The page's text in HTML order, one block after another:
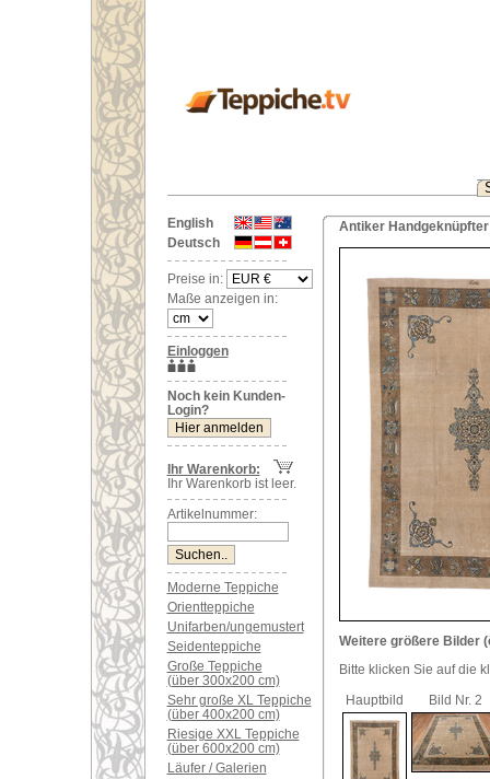
English
Deutsch
Preise in:
Maße anzeigen in:
Einloggen
Noch kein Kunden-
Login?
Ihr Warenkorb:
Ihr Warenkorb ist leer.
Artikelnummer:
Moderne Teppiche
Orientteppiche
Unifarben/ungemustert
Seidenteppiche
Große Teppiche
(über 300x200 cm)
Sehr große XL Teppiche
(über 400x200 cm)
Riesige XXL Teppiche
(über 600x200 cm)
Läufer / Galerien
Antiker
Weitere größere Bilder
Bitte klicken Sie auf die
Hauptbild
Bild Nr. 2